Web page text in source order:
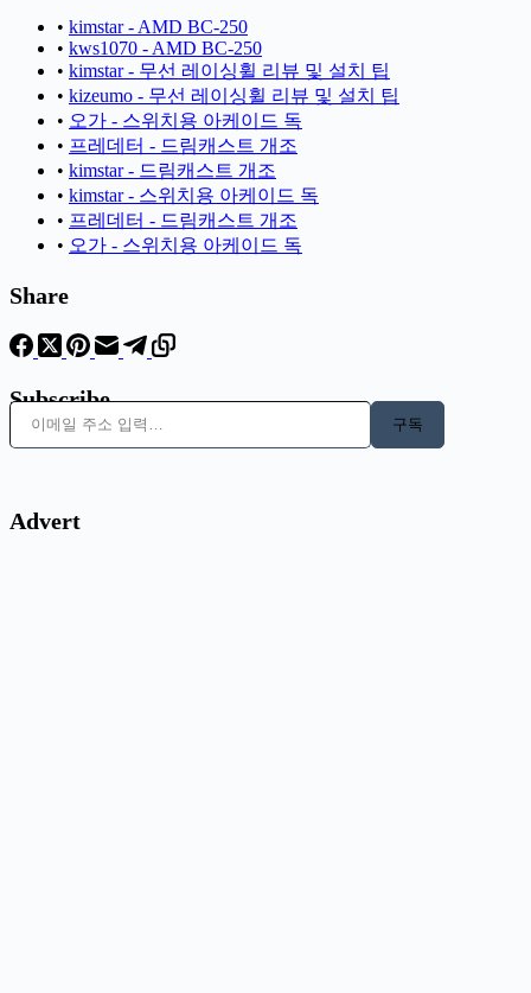
• kimstar - AMD BC-250
• kws1070 - AMD BC-250
• kimstar - 무선 레이싱휠 리뷰 및 설치 팁
• kizeumo - 무선 레이싱휠 리뷰 및 설치 팁
• 오가 - 스위치용 아케이드 독
• 프레데터 - 드림캐스트 개조
• kimstar - 드림캐스트 개조
• kimstar - 스위치용 아케이드 독
• 프레데터 - 드림캐스트 개조
• 오가 - 스위치용 아케이드 독
Share
Subscribe
이메일 주소 입력…
구독
Advert